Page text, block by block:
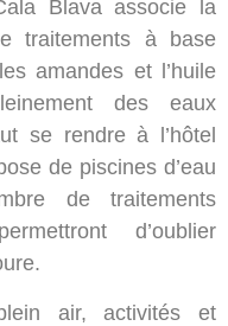
Blava associe la
traitements à base
amandes et l’huile
des eaux
se rendre à l’hôtel
de piscines d’eau
de traitements
d’oublier
air, activités et